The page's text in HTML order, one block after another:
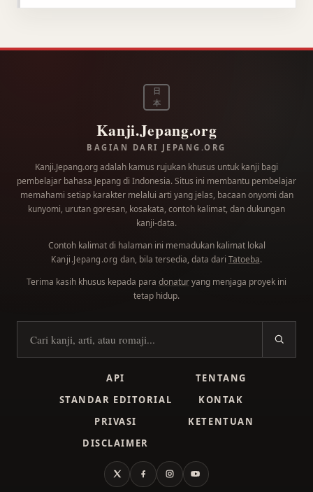
日
本
Kanji.Jepang.org
BAGIAN DARI JEPANG.ORG
Kanji.Jepang.org adalah kamus rujukan khusus untuk kanji bagi
pembelajar bahasa Jepang di Indonesia. Situs ini membantu pembelajar
memahami setiap karakter melalui arti yang jelas, bacaan onyomi dan
kunyomi, urutan goresan, kosakata, contoh kalimat, dan dukungan
kanji-data.
Contoh kalimat di halaman ini memadukan kalimat lokal
Kanji.Jepang.org dan, bila tersedia, data dari Tatoeba.
Terima kasih khusus kepada para donaturyang menjaga proyek ini
tetap hidup.
Cari kanji
API
TENTANG
STANDAR EDITORIAL
KONTAK
PRIVASI
KETENTUAN
DISCLAIMER
X FacebookInstagramYouTube